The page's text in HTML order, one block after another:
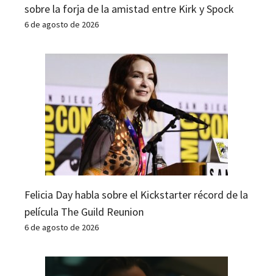
sobre la forja de la amistad entre Kirk y Spock
6 de agosto de 2026
Felicia Day habla sobre el Kickstarter récord de la
película The Guild Reunion
6 de agosto de 2026